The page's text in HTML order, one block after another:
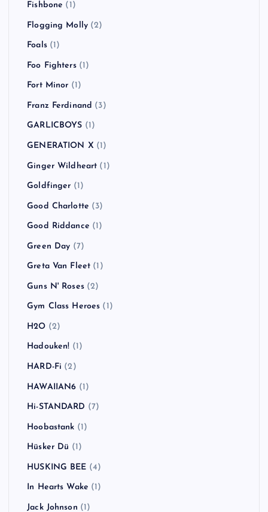
Fishbone (1)
Flogging Molly (2)
Foals(1)
Foo Fighters(1)
Fort Minor (1)
Franz Ferdinand (3)
GARLICBOYS (1)
GENERATION X (1)
Ginger Wildheart (1)
Goldfinger (1)
Good Charlotte (3)
Good Riddance (1)
Green Day (7)
Greta Van Fleet (1)
Guns N' Roses(2)
Gym Class Heroes (1)
H2O (2)
Hadouken! (1)
HARD-Fi (2)
HAWAIIAN6 (1)
Hi-STANDARD (7)
Hoobastank (1)
Hüsker Dü (1)
HUSKING BEE (4)
In Hearts Wake (1)
Jack Johnson (1)